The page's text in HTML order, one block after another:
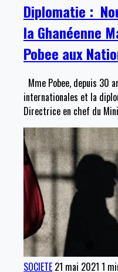
Diplomatie :
la Ghanéenne
Pobee aux
Mme Pobee, depuis 30
internationales et la
Directrice en chef du
SOCIETE 21 mai 2021 1